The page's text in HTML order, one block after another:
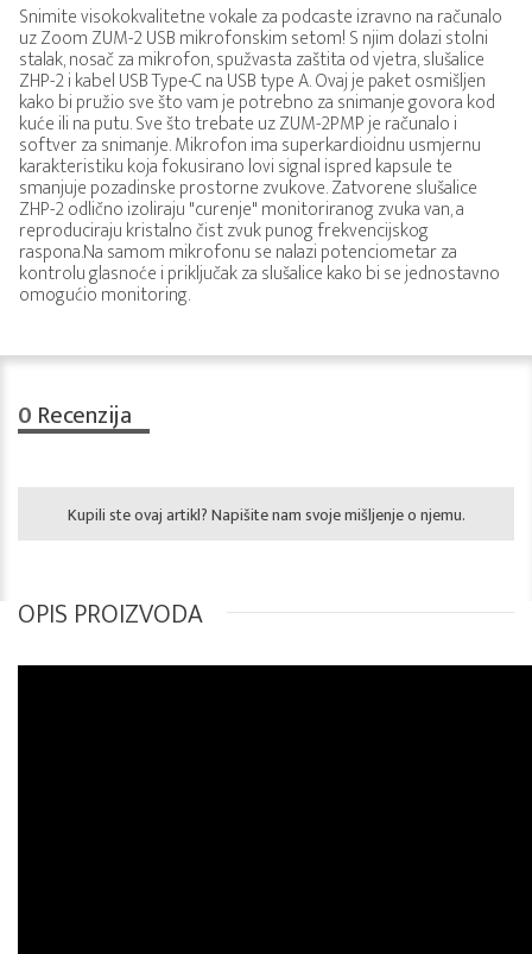
Snimite visokokvalitetne vokale za podcaste izravno na računalo
uz Zoom ZUM-2 USB mikrofonskim setom! S njim dolazi stolni
stalak, nosač za mikrofon, spužvasta zaštita od vjetra, slušalice
ZHP-2 i kabel USB Type-C na USB type A. Ovaj je paket osmišljen
kako bi pružio sve što vam je potrebno za snimanje govora kod
kuće ili na putu. Sve što trebate uz ZUM-2PMP je računalo i
softver za snimanje. Mikrofon ima superkardioidnu usmjernu
karakteristiku koja fokusirano lovi signal ispred kapsule te
smanjuje pozadinske prostorne zvukove. Zatvorene slušalice
ZHP-2 odlično izoliraju "curenje" monitoriranog zvuka van, a
reproduciraju kristalno čist zvuk punog frekvencijskog
raspona.Na samom mikrofonu se nalazi potenciometar za
kontrolu glasnoće i priključak za slušalice kako bi se jednostavno
omogućio monitoring.
0 Recenzija
Kupili ste ovaj artikl? Napišite nam svoje mišljenje o njemu.
OPIS PROIZVODA